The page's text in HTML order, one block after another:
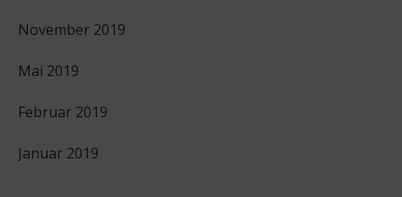
November 2019
Mai 2019
Februar 2019
Januar 2019